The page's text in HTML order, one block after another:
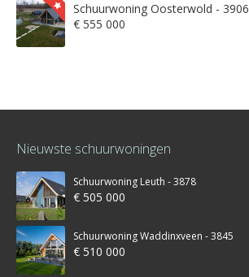
Schuurwoning Oosterwold - 3906
€ 555 000
Nieuwste schuurwoningen
Schuurwoning Leuth - 3878
€ 505 000
Schuurwoning Waddinxveen - 3845
€ 510 000